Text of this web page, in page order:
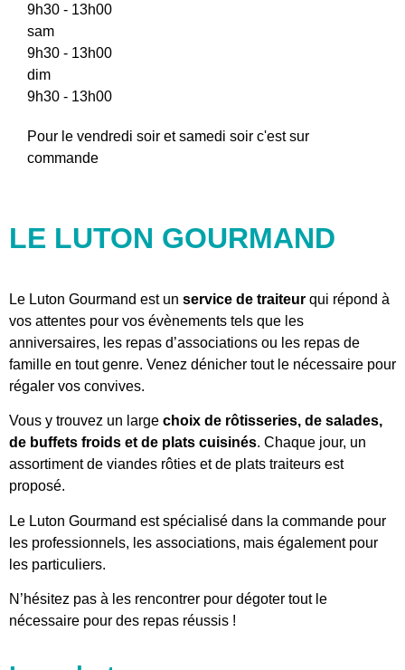
9h30 - 13h00
sam
9h30 - 13h00
dim
9h30 - 13h00
Pour le vendredi soir et samedi soir c'est sur
commande
LE LUTON GOURMAND
Le Luton Gourmand est un service de traiteur qui répond à
vos attentes pour vos évènements tels que les
anniversaires, les repas d’associations ou les repas de
famille en tout genre. Venez dénicher tout le nécessaire pour
régaler vos convives.
Vous y trouvez un large choix de rôtisseries, de salades,
de buffets froids et de plats cuisinés. Chaque jour, un
assortiment de viandes rôties et de plats traiteurs est
proposé.
Le Luton Gourmand est spécialisé dans la commande pour
les professionnels, les associations, mais également pour
les particuliers.
N’hésitez pas à les rencontrer pour dégoter tout le
nécessaire pour des repas réussis !